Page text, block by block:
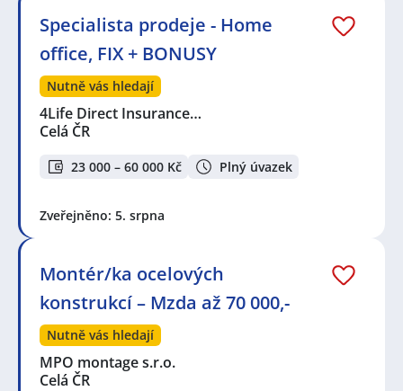
Specialista prodeje - Home
office, FIX + BONUSY
Nutně vás hledají
4Life Direct Insurance…
Celá ČR
23 000 – 60 000 Kč Plný úvazek
Zveřejněno: 5. srpna
Montér/ka ocelových
konstrukcí – Mzda až 70 000,-
Nutně vás hledají
MPO montage s.r.o.
Celá ČR